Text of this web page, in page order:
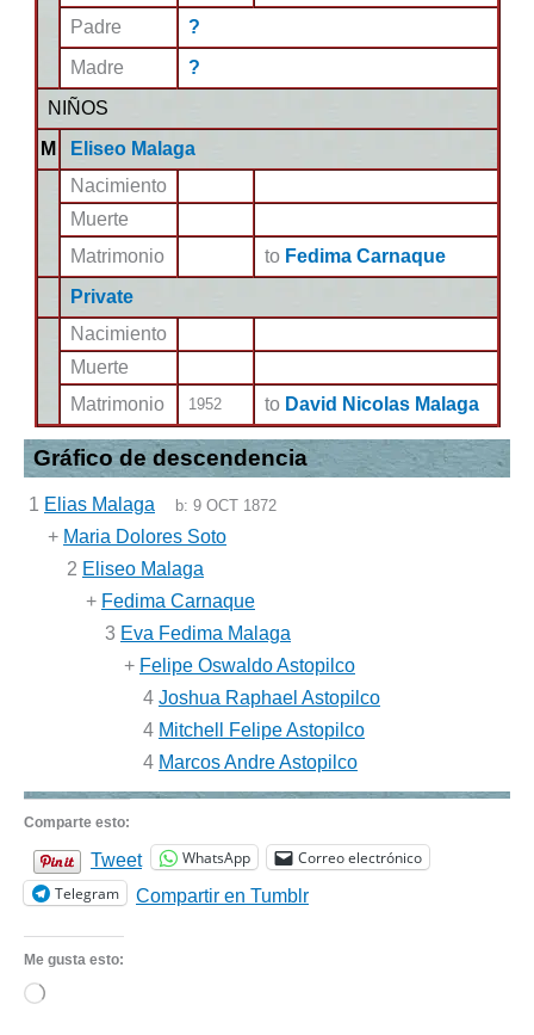
Padre
?
Madre
?
NIÑOS
M
Eliseo Malaga
Nacimiento
Muerte
Matrimonio
to Fedima Carnaque
Private
Nacimiento
Muerte
Matrimonio
1952 to David Nicolas Malaga
Gráfico de descendencia
1 Elias Malaga b:9 OCT 1872
+ Maria Dolores Soto
2 Eliseo Malaga
+ Fedima Carnaque
3 Eva Fedima Malaga
+ Felipe Oswaldo Astopilco
4 Joshua Raphael Astopilco
4 Mitchell Felipe Astopilco
4 Marcos Andre Astopilco
Comparte esto:
Tweet WhatsApp
Correo electrónico
Telegram
Compartir en Tumblr
Me gusta esto:
Cargando...